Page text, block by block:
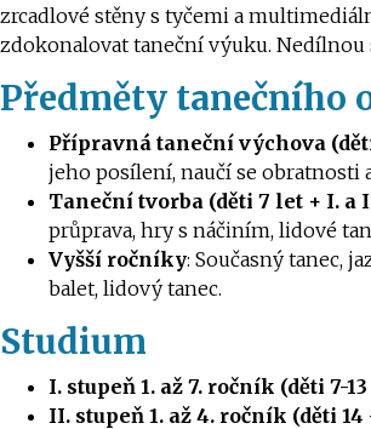
zrcadlové stěny s tyčemi a
zdokonalovat taneční výuku.
Předměty tanečního
Přípravná taneční výchova
jeho posílení, naučí se
Taneční tvorba (děti 7 let + I. a
průprava, hry s náčiním, lidové
Vyšší ročníky: Současný tanec,
balet, lidový tanec.
Studium
I. stupeň 1. až 7. ročník (děti 7-
II. stupeň 1. až 4. ročník (děti 14